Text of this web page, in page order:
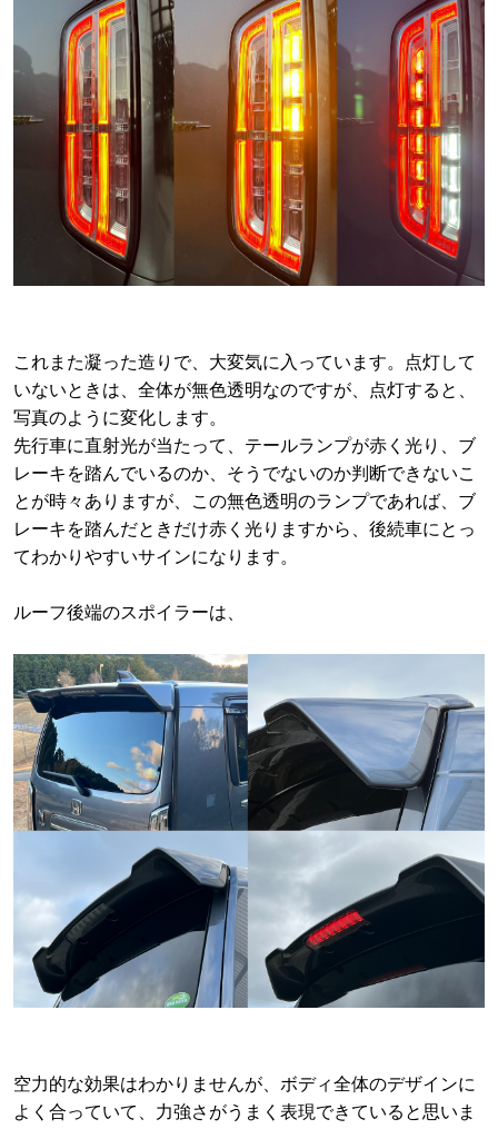
これまた凝った造りで、大変気に入っています。点灯して
いないときは、全体が無色透明なのですが、点灯すると、
写真のように変化します。
先行車に直射光が当たって、テールランプが赤く光り、ブ
レーキを踏んでいるのか、そうでないのか判断できないこ
とが時々ありますが、この無色透明のランプであれば、ブ
レーキを踏んだときだけ赤く光りますから、後続車にとっ
てわかりやすいサインになります。
ルーフ後端のスポイラーは、
空力的な効果はわかりませんが、ボディ全体のデザインに
よく合っていて、力強さがうまく表現できていると思いま